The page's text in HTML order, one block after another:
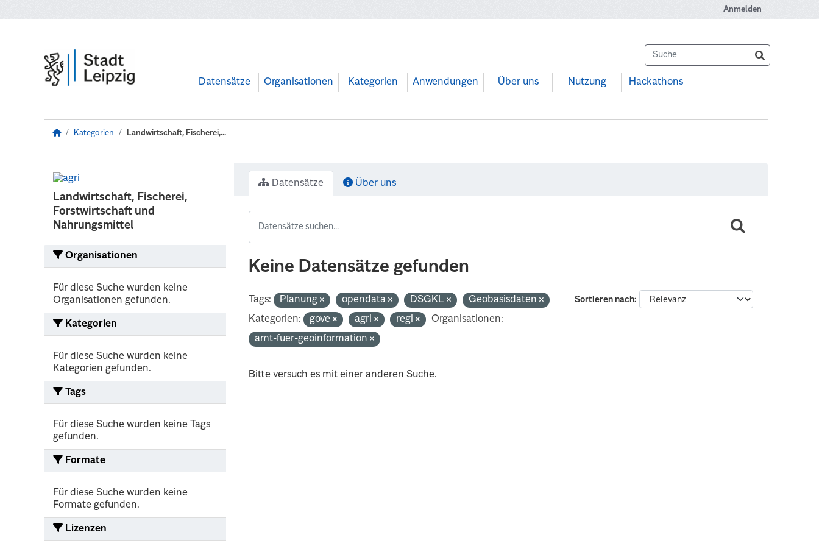
Anmelden
Datensätze Organisationen Kategorien Anwendungen Über uns Nutzung Hackathons
Kategorien Landwirtschaft, Fischerei,...
Landwirtschaft, Fischerei,
Forstwirtschaft und
Nahrungsmittel
Organisationen
Für diese Suche wurden keine
Organisationen gefunden.
Kategorien
Für diese Suche wurden keine
Kategorien gefunden.
Tags
Für diese Suche wurden keine Tags
gefunden.
Formate
Für diese Suche wurden keine
Formate gefunden.
Lizenzen
Datensätze Über uns
Keine Datensätze gefunden
Sortieren nach
Tags: Planung opendata DSGKL
Geobasisdaten
Kategorien:
gove agri regi
Organisationen:
amt-fuer-geoinformation
Bitte versuch es mit einer anderen Suche.